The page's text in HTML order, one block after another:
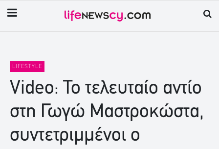
LIFESTYLE
Video: Το τελευταίο αντίο
στη Γωγώ Μαστροκώστα,
συντετριμμένοι ο